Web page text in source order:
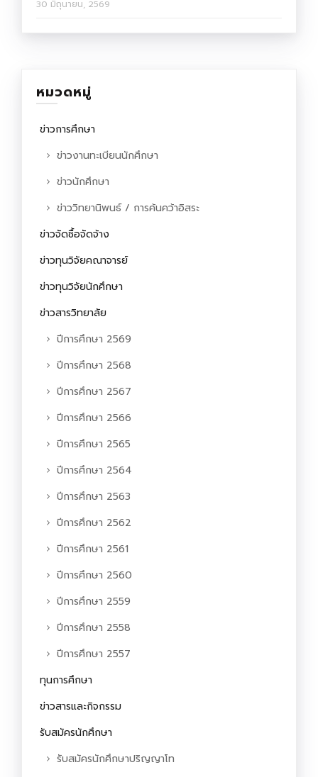
30 มิถุนายน, 2569
หมวดหมู่
ข่าวการศึกษา
ข่าวงานทะเบียนนักศึกษา
ข่าวนักศึกษา
ข่าววิทยานิพนธ์ / การค้นคว้าอิสระ
ข่าวจัดซื้อจัดจ้าง
ข่าวทุนวิจัยคณาจารย์
ข่าวทุนวิจัยนักศึกษา
ข่าวสารวิทยาลัย
ปีการศึกษา 2569
ปีการศึกษา 2568
ปีการศึกษา 2567
ปีการศึกษา 2566
ปีการศึกษา 2565
ปีการศึกษา 2564
ปีการศึกษา 2563
ปีการศึกษา 2562
ปีการศึกษา 2561
ปีการศึกษา 2560
ปีการศึกษา 2559
ปีการศึกษา 2558
ปีการศึกษา 2557
ทุนการศึกษา
ข่าวสารและกิจกรรม
รับสมัครนักศึกษา
รับสมัครนักศึกษาปริญญาโท